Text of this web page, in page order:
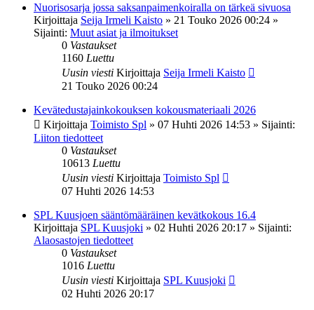
Nuorisosarja jossa saksanpaimenkoiralla on tärkeä sivuosa
Kirjoittaja Seija Irmeli Kaisto » 21 Touko 2026 00:24 »
Sijainti: Muut asiat ja ilmoitukset
0 Vastaukset
1160 Luettu
Uusin viesti Kirjoittaja Seija Irmeli Kaisto
21 Touko 2026 00:24
Kevätedustajainkokouksen kokousmateriaali 2026
Kirjoittaja Toimisto Spl » 07 Huhti 2026 14:53 » Sijainti:
Liiton tiedotteet
0 Vastaukset
10613 Luettu
Uusin viesti Kirjoittaja Toimisto Spl
07 Huhti 2026 14:53
SPL Kuusjoen sääntömääräinen kevätkokous 16.4
Kirjoittaja SPL Kuusjoki » 02 Huhti 2026 20:17 » Sijainti:
Alaosastojen tiedotteet
0 Vastaukset
1016 Luettu
Uusin viesti Kirjoittaja SPL Kuusjoki
02 Huhti 2026 20:17